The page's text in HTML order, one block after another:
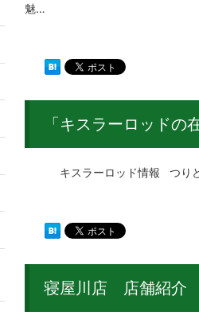
魅…
「キスラーロッドの
キスラーロッド情報 つりど
寝屋川店 店舗紹介